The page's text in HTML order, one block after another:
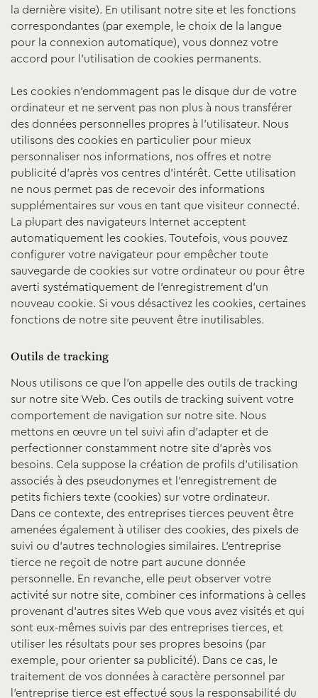
la dernière visite). En utilisant notre site et les fonctions
correspondantes (par exemple, le choix de la langue
pour la connexion automatique), vous donnez votre
accord pour l’utilisation de cookies permanents.
Les cookies n’endommagent pas le disque dur de votre
ordinateur et ne servent pas non plus à nous transférer
des données personnelles propres à l’utilisateur. Nous
utilisons des cookies en particulier pour mieux
personnaliser nos informations, nos offres et notre
publicité d’après vos centres d’intérêt. Cette utilisation
ne nous permet pas de recevoir des informations
supplémentaires sur vous en tant que visiteur connecté.
La plupart des navigateurs Internet acceptent
automatiquement les cookies. Toutefois, vous pouvez
configurer votre navigateur pour empêcher toute
sauvegarde de cookies sur votre ordinateur ou pour être
averti systématiquement de l’enregistrement d’un
nouveau cookie. Si vous désactivez les cookies, certaines
fonctions de notre site peuvent être inutilisables.
Outils de tracking
Nous utilisons ce que l’on appelle des outils de tracking
sur notre site Web. Ces outils de tracking suivent votre
comportement de navigation sur notre site. Nous
mettons en œuvre un tel suivi afin d’adapter et de
perfectionner constamment notre site d’après vos
besoins. Cela suppose la création de profils d’utilisation
associés à des pseudonymes et l’enregistrement de
petits fichiers texte (cookies) sur votre ordinateur.
Dans ce contexte, des entreprises tierces peuvent être
amenées également à utiliser des cookies, des pixels de
suivi ou d’autres technologies similaires. L’entreprise
tierce ne reçoit de notre part aucune donnée
personnelle. En revanche, elle peut observer votre
activité sur notre site, combiner ces informations à celles
provenant d’autres sites Web que vous avez visités et qui
sont eux-mêmes suivis par des entreprises tierces, et
utiliser les résultats pour ses propres besoins (par
exemple, pour orienter sa publicité). Dans ce cas, le
traitement de vos données à caractère personnel par
l’entreprise tierce est effectué sous la responsabilité du